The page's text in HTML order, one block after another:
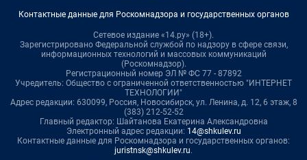
Контактные данные для Роскомнадзора и государственных органов
Сетевое издание «14.ру» (18+).
Зарегистрировано Федеральной службой по надзору в сфере связи,
информационных технологий и массовых коммуникаций
(Роскомнадзор).
Регистрационный номер ЭЛ № ФС 77 - 87892
Учредитель: Общество с ограниченной ответственностью "ИНТЕРНЕТ
ТЕХНОЛОГИИ"
Адрес редакции: 630099, Россия, Новосибирск, ул. Ленина, д. 12, 6 этаж, 8
(383) 212-52-52
Главный редактор: Шайтанова Екатерина Александровна
Электронный адрес редакции: 14@shkulev.ru
Контактные данные для Роскомнадзора и государственных органов:
juristnsk@shkulev.ru.